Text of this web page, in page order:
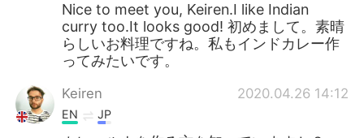
Nice to meet you, Keiren.I like Indian
curry too.It looks good! 初めまして。素晴
らしいお料理ですね。私もインドカレー作
ってみたいです。
Keiren 2020.04.26 14:12
EN JP